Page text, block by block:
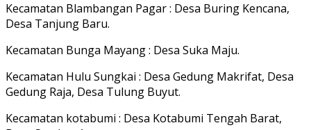
Kecamatan Blambangan Pagar : Desa Buring Kencana,
Desa Tanjung Baru.
Kecamatan Bunga Mayang : Desa Suka Maju.
Kecamatan Hulu Sungkai : Desa Gedung Makrifat, Desa
Gedung Raja, Desa Tulung Buyut.
Kecamatan kotabumi : Desa Kotabumi Tengah Barat,